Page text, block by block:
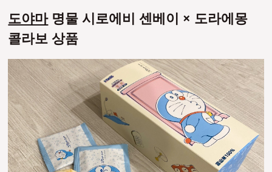
도야마명물 시로에비 센베이 × 도라에몽
콜라보 상품